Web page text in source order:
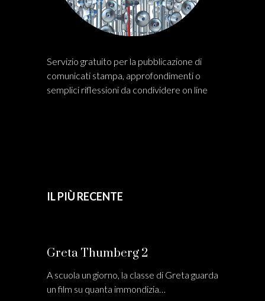
Servizio gratuito per la pubblicazione di
comunicati stampa, approfondimenti o
semplici riflessioni da condividere on line
IL PIÙ RECENTE
Greta Thumberg 2
A scuola un giorno, la classe di Greta guarda
un film su quanta immondizia…